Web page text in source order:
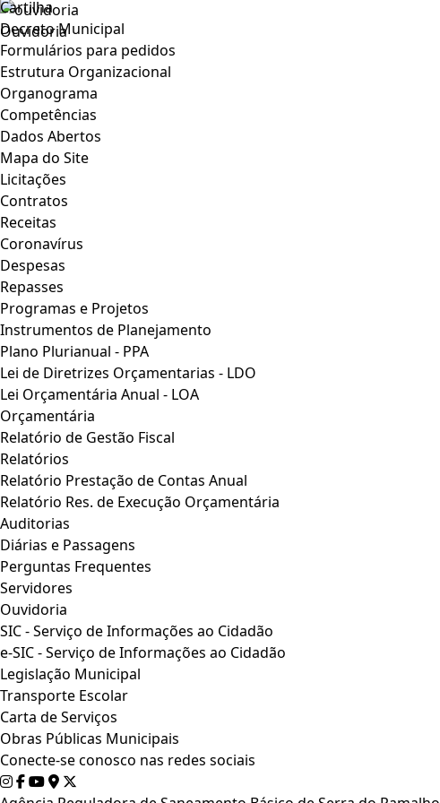
Ouvidoria
Cartilha
Decreto Municipal
Formulários para pedidos
Estrutura Organizacional
Organograma
Competências
Dados Abertos
Mapa do Site
Licitações
Contratos
Receitas
Coronavírus
Despesas
Repasses
Programas e Projetos
Instrumentos de Planejamento
Plano Plurianual - PPA
Lei de Diretrizes Orçamentarias - LDO
Lei Orçamentária Anual - LOA
Orçamentária
Relatório de Gestão Fiscal
Relatórios
Relatório Prestação de Contas Anual
Relatório Res. de Execução Orçamentária
Auditorias
Diárias e Passagens
Perguntas Frequentes
Servidores
Ouvidoria
SIC - Serviço de Informações ao Cidadão
e-SIC - Serviço de Informações ao Cidadão
Legislação Municipal
Transporte Escolar
Carta de Serviços
Obras Públicas Municipais
Conecte-se conosco nas redes sociais